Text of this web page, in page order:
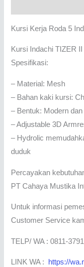
Kursi Kerja Roda 5
Kursi Indachi TIZER II
Spesifikasi:
– Material: Mesh
– Bahan kaki kursi:
– Bentuk: Modern
– Adjustable 3D
– Hydrolic
duduk
Percayakan
PT Cahaya Mustika
Untuk informasi
Customer Service
TELP/ WA : 0811-
LINK WA : https://